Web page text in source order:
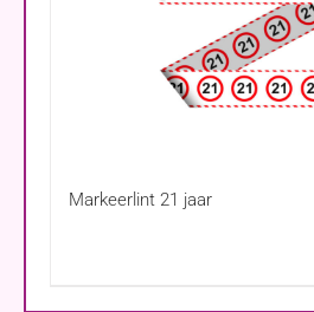
Markeerlint 21 jaar